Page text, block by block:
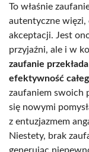
To właśnie
autentyczne więzi,
akceptacji. Jest
przyjaźni, ale i w
zaufanie
efektywność
zaufaniem swoich
się nowymi
z entuzjazmem
Niestety, brak